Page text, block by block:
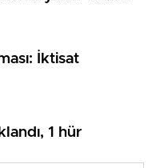
İktisat
1 hür